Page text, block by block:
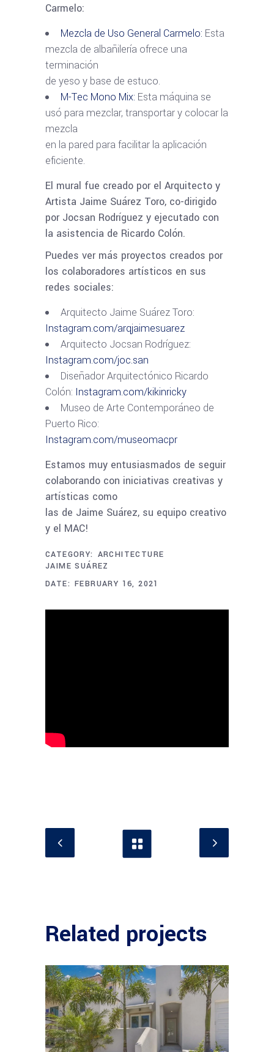
Carmelo:
Mezcla de Uso General Carmelo: Esta
mezcla de albañilería ofrece una
terminación
de yeso y base de estuco.
M-Tec Mono Mix: Esta máquina se
usó para mezclar, transportar y colocar la
mezcla
en la pared para facilitar la aplicación
eficiente.
El mural fue creado por el Arquitecto y
Artista Jaime Suárez Toro, co-dirigido
por Jocsan Rodríguez y ejecutado con
la asistencia de Ricardo Colón.
Puedes ver más proyectos creados por
los colaboradores artísticos en sus
redes sociales:
Arquitecto Jaime Suárez Toro:
Instagram.com/arqjaimesuarez
Arquitecto Jocsan Rodríguez:
Instagram.com/joc.san
Diseñador Arquitectónico Ricardo
Colón: Instagram.com/kikinricky
Museo de Arte Contemporáneo de
Puerto Rico:
Instagram.com/museomacpr
Estamos muy entusiasmados de seguir
colaborando con iniciativas creativas y
artísticas como
las de Jaime Suárez, su equipo creativo
y el MAC!
CATEGORY: ARCHITECTURE
JAIME SUÁREZ
DATE: FEBRUARY 16, 2021
Related projects